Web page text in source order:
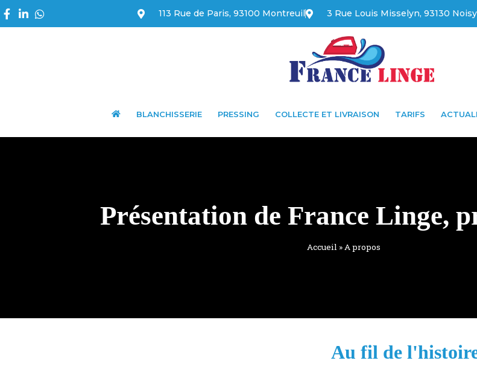
113 Rue de Paris, 93100 Montreuil 3 Rue Louis Misselyn, 93130
BLANCHISSERIE PRESSING COLLECTE ET LIVRAISON TARIFS
Présentation de France Linge,
Accueil »A propos
Au fil de